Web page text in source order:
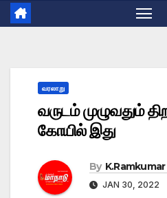
வரலாறு
வருடம் முழுவதும்
கோயில் இது
By K.Ramkumar
JAN 30, 2022